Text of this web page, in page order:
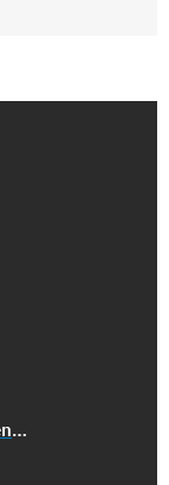
ordnungsamt@saarbruecken.de